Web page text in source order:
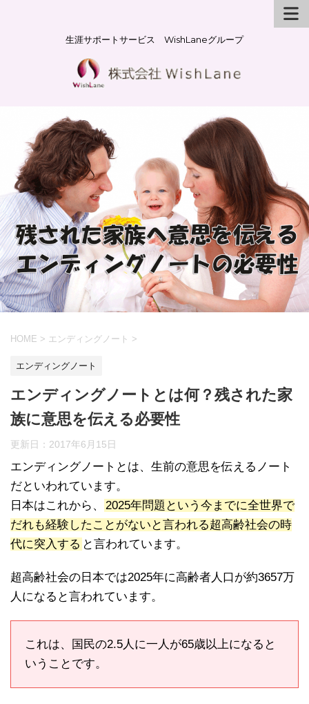
生涯サポートサービス WishLaneグループ
HOME > エンディングノート >
エンディングノート
エンディングノートとは何？残された家
族に意思を伝える必要性
更新日： 2017年6月15日
エンディングノートとは、生前の意思を伝えるノート
だといわれています。
日本はこれから、
2025年問題という今までに全世界で
だれも経験したことがないと言われる超高齢社会の時
代に突入する と言われています。
超高齢社会の日本では2025年に高齢者人口が約3657万
人になると言われています。
これは、国民の2.5人に一人が65歳以上になると
いうことです。